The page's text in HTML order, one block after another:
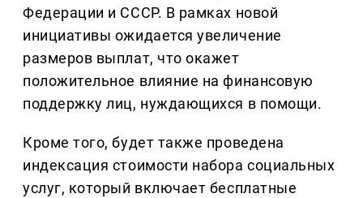
Федерации и СССР. В рамках новой
инициативы ожидается увеличение
размеров выплат, что окажет
положительное влияние на финансовую
поддержку лиц, нуждающихся в помощи.
Кроме того, будет также проведена
индексация стоимости набора социальных
услуг, который включает бесплатные